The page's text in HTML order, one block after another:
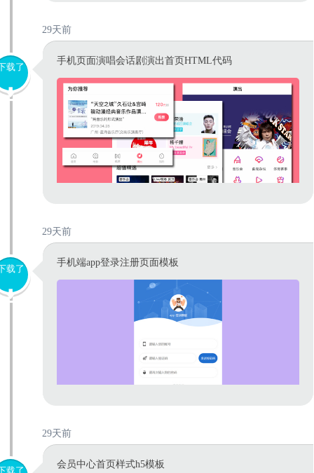
29天前
载了
手机页面演唱会话剧演出首页HTML代码
29天前
载了
手机端app登录注册页面模板
29天前
载了
会员中心首页样式h5模板